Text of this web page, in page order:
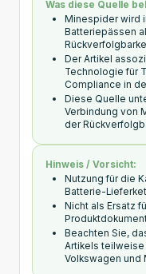
Was diese Quelle
Minespider wird
Batteriepässen
Der Artikel
Technologie für
Compliance in
Diese Quelle
Verbindung von
der
Hinweis / Vorsicht:
Nutzung für die
Batterie-
Nicht als Ersatz
Beachten Sie,
Artikels
Volkswagen und